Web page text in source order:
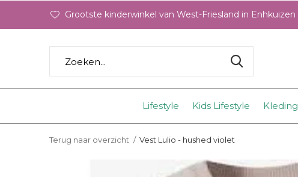
Lifestyle Kids Lifestyle Kleding
Grootste kinderwinkel van West-Friesland in Enhkuizen
Terug naar overzicht Vest Lulio - hushed violet